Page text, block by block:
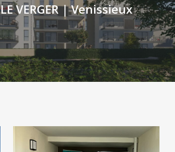
LE VERGER | Venissieux